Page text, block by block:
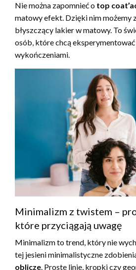
Nie można zapomnieć o top
matowy efekt. Dzięki nim możemy
błyszczący lakier w matowy. To
osób, które chcą
wykończeniami.
Minimalizm z twistem –
które przyciągają uwagę
Minimalizm to trend, który nie
tej jesieni minimalistyczne
oblicze . Proste linie, kropki czy